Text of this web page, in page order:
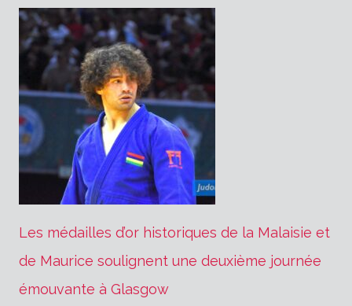
Les médailles d’or historiques de la Malaisie et
de Maurice soulignent une deuxième journée
émouvante à Glasgow